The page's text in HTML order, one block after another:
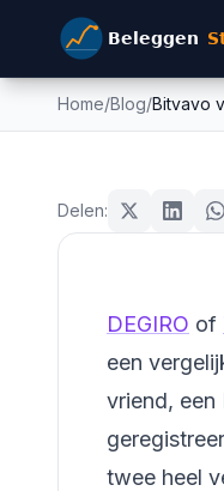
Home/Blog/Bitvavo
Aanbod
Delen:
DEGIRO of
een
vriend,
twee heel